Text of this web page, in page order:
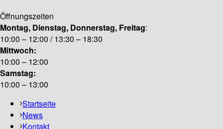
Öffnungszeiten
Montag, Dienstag, Donnerstag, Freitag:
10:00 – 12:00 / 13:30 – 18:30
Mittwoch:
10:00 – 12:00
Samstag:
10:00 – 13:00
Startseite
News
Kontakt